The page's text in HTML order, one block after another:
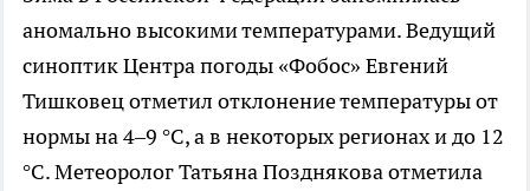
аномально высокими температурами. Ведущий
синоптик Центра погоды «Фобос» Евгений
Тишковец отметил отклонение температуры от
нормы на 4–9 °C, а в некоторых регионах и до 12
°C. Метеоролог Татьяна Позднякова отметила